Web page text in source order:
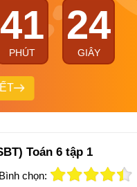
41
PHÚT
23
GIÂY
Toán 6 tập 1
Bình chọn: